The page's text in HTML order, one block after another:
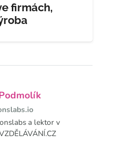
firmách,
a lektor v